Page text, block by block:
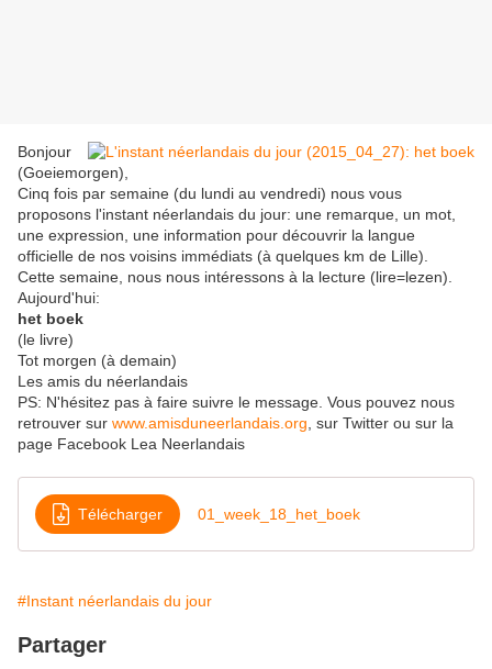
Bonjour
(Goeiemorgen),
Cinq fois par semaine (du lundi au vendredi) nous vous
proposons l'instant néerlandais du jour: une remarque, un mot,
une expression, une information pour découvrir la langue
officielle de nos voisins immédiats (à quelques km de Lille).
Cette semaine, nous nous intéressons à la lecture (lire=lezen).
Aujourd'hui:
het boek
(le livre)
Tot morgen (à demain)
Les amis du néerlandais
PS: N'hésitez pas à faire suivre le message. Vous pouvez nous
retrouver sur www.amisduneerlandais.org , sur Twitter ou sur la
page Facebook Lea Neerlandais
Télécharger 01_week_18_het_boek
#Instant néerlandais du jour
Partager